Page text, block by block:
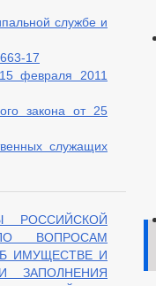
службе и
17
февраля 2011
закона от 25
служащих
РОССИЙСКОЙ
ВОПРОСАМ
ИМУЩЕСТВЕ И
ЗАПОЛНЕНИЯ